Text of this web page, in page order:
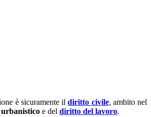
è sicuramente ildiritto civile, ambito nel
e del diritto del lavoro.